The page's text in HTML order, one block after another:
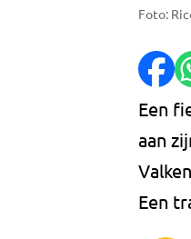
Foto:
Een
aan
Een